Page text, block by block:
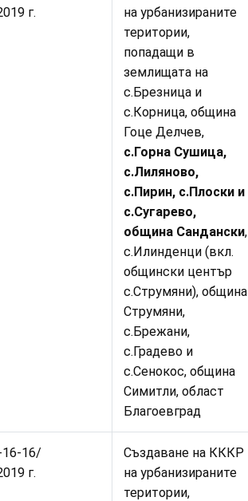
г.
на урбанизираните
територии,
попадащи в
землищата на
с.Брезница и
с.Корница, община
Гоце Делчев,
с.Горна Сушица,
с.Лиляново,
с.Пирин, с.Плоски и
с.Сугарево,
община Сандански,
с.Илинденци (вкл.
общински център
с.Струмяни), община
Струмяни,
с.Брежани,
с.Градево и
с.Сенокос, община
Симитли, област
Благоевград
16/
г.
Създаване на КККР
на урбанизираните
територии,